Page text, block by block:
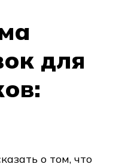
для
о том, что